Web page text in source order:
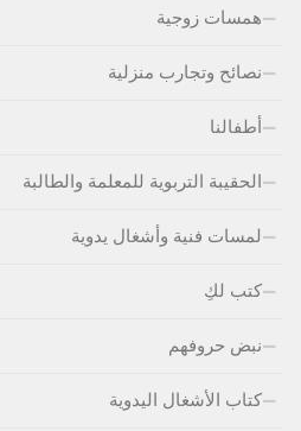
همسات زوجية
نصائح وتجارب منزلية
أطفالنا
الحقيبة التربوية للمعلمة والطالبة
لمسات فنية وأشغال يدوية
كتب لكِ
نبض حروفهم
كتاب الأشغال اليدوية